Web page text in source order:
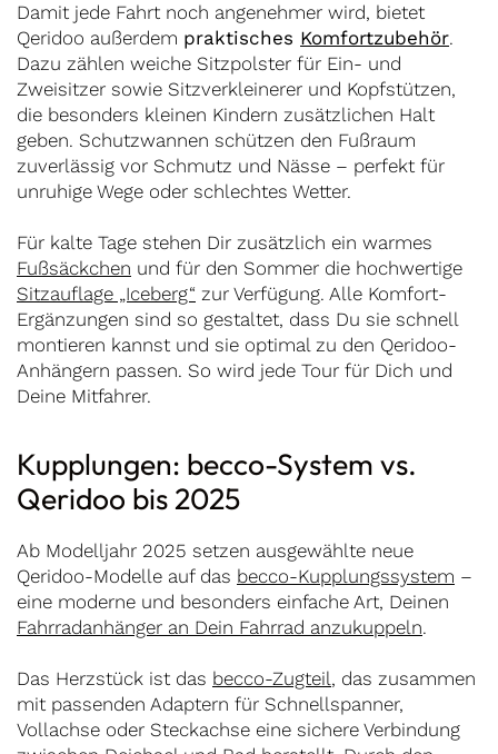
Kupplungen: becco-System vs.
Qeridoo bis 2025
Ab Modelljahr 2025 setzen ausgewählte neue
Qeridoo-Modelle auf das becco-Kupplungssystem –
eine moderne und besonders einfache Art, Deinen
Fahrradanhänger an Dein Fahrrad anzukuppeln.
Das Herzstück ist das becco-Zugteil, das zusammen
mit passenden Adaptern für Schnellspanner,
Vollachse oder Steckachse eine sichere Verbindung
Damit jede Fahrt noch angenehmer wird, bietet
Qeridoo außerdem praktisches Komfortzubehör.
Dazu zählen weiche Sitzpolster für Ein- und
Zweisitzer sowie Sitzverkleinerer und Kopfstützen,
die besonders kleinen Kindern zusätzlichen Halt
geben. Schutzwannen schützen den Fußraum
zuverlässig vor Schmutz und Nässe – perfekt für
unruhige Wege oder schlechtes Wetter.
Für kalte Tage stehen Dir zusätzlich ein warmes
Fußsäckchen und für den Sommer die hochwertige
Sitzauflage „Iceberg“ zur Verfügung. Alle Komfort-
Ergänzungen sind so gestaltet, dass Du sie schnell
montieren kannst und sie optimal zu den Qeridoo-
Anhängern passen. So wird jede Tour für Dich und
Deine Mitfahrer.